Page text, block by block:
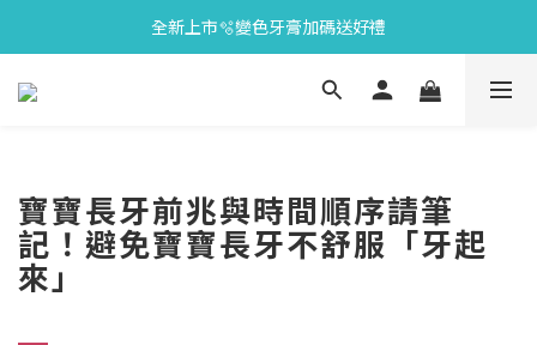
會員限定🎁點數兌換好禮
會員限定🎁點數兌換好禮
寶寶長牙前兆與時間順序請筆
記！避免寶寶長牙不舒服「牙起
來」